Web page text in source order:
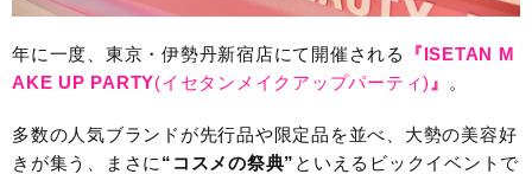
年に一度、東京・伊勢丹新宿店にて開催される
『ISETAN M
AKE UP PARTY(イセタンメイクアップパーティ) 』 。
多数の人気ブランドが先行品や限定品を並べ、大勢の美容好
きが集う、まさに “コスメの祭典” といえるビックイベントで